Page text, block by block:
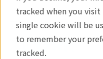
tracked when you
single cookie will be
to remember your
tracked.
アプリケーション